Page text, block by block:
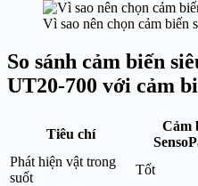
Vì sao nên chọn cảm biến
So sánh cảm biến
UT20-700 với cảm
Tiêu chí
Cảm
Phát hiện vật trong
suốt
Tốt